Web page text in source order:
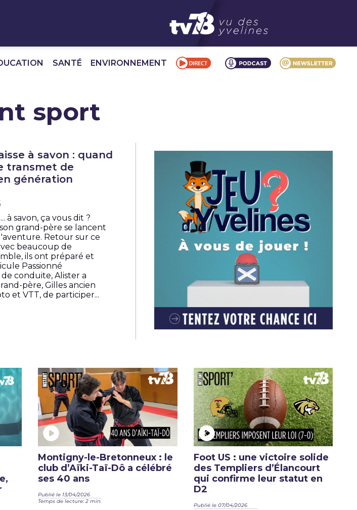
SANTÉ ENVIRONNEMENT
sport
à savon : quand
transmet de
génération
à savon, ça vous dit ?
son grand-père se lancent
Retour sur ce
beaucoup de
ils ont préparé et
Passionné
conduite, Alister a
père, Gilles ancien
et VTT, de participer...
Montigny-le-Bretonneux : le
club d’Aïki-Taï-Dô a célébré
ses 40 ans
Publié le 13/04/2026
Temps de lecture: 2 min.
Foot US : une victoire solide
des Templiers d’Élancourt
qui confirme leur statut en
D2
Publié le 07/04/2026